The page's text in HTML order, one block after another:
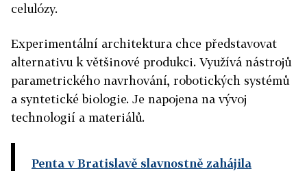
celulózy.
Experimentální architektura chce představovat
alternativu k většinové produkci. Využívá nástrojů
parametrického navrhování, robotických systémů
a syntetické biologie. Je napojena na vývoj
technologií a materiálů.
Penta v Bratislavě slavnostně zahájila